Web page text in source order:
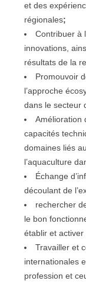
et des
régionales;
Contribuer à
innovations,
résultats de la
Promouvoir
l’approche
dans le secteur
Amélioration
capacités
domaines liés
l’aquaculture
Échange
découlant de
rechercher
le bon
établir et activer
Travailler et
internationales
profession et